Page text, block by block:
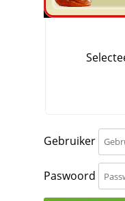
Gebruiker
Paswoord